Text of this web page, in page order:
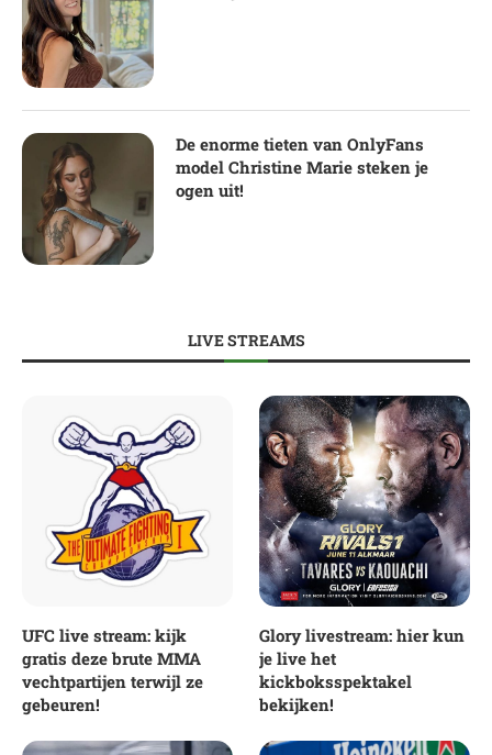
De enorme tieten van OnlyFans
model Christine Marie steken je
ogen uit!
LIVE STREAMS
UFC live stream: kijk
gratis deze brute MMA
vechtpartijen terwijl ze
gebeuren!
Glory livestream: hier kun
je live het
kickboksspektakel
bekijken!